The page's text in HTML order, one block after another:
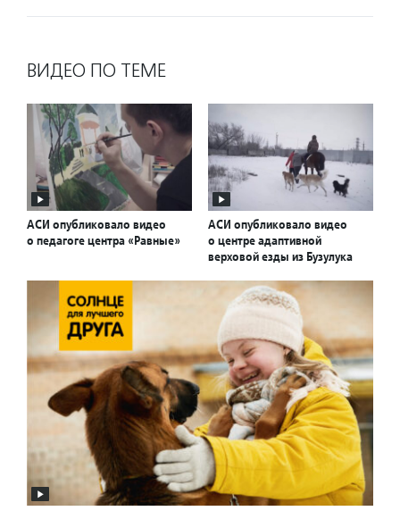
ВИДЕО ПО ТЕМЕ
АСИ опубликовало видео
о педагоге центра «Равные»
АСИ опубликовало видео
о центре адаптивной
верховой езды из Бузулука